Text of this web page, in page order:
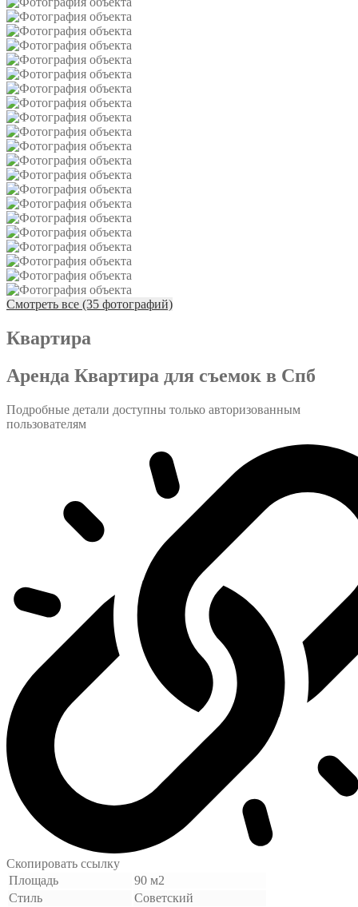
Смотреть все (35 фотографий)
Квартира
Аренда Квартира для съемок в Спб
Подробные детали доступны только авторизованным
пользователям
Скопировать ссылку
Площадь
90 м2
Стиль
Советский